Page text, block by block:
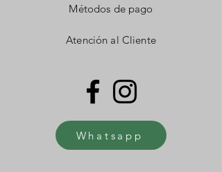
Métodos de pago
Atención al Cliente
Whatsapp